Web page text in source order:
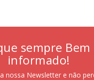
sempre Bem
informado!
nossa Newsletter e não